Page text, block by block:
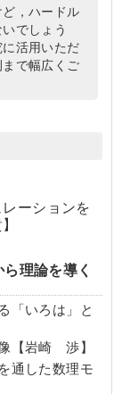
，ハードル
でしょう
活用いただ
で幅広くご
ーションを
理論を導く
「いろは」と
【岩崎 渉】
通した数理モ